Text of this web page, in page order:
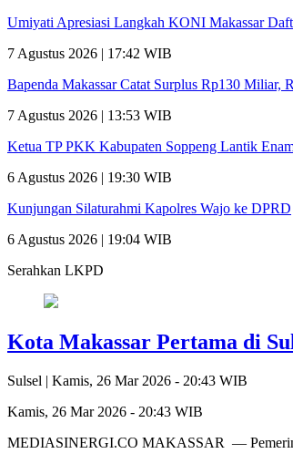
Umiyati Apresiasi Langkah KONI Makassar
7 Agustus 2026 | 17:42 WIB
Bapenda Makassar Catat Surplus Rp130 Miliar,
7 Agustus 2026 | 13:53 WIB
Ketua TP PKK Kabupaten Soppeng Lantik
6 Agustus 2026 | 19:30 WIB
Kunjungan Silaturahmi Kapolres Wajo ke DPRD
6 Agustus 2026 | 19:04 WIB
Serahkan LKPD
Kota Makassar Pertama di
Sulsel | Kamis, 26 Mar 2026 - 20:43 WIB
Kamis, 26 Mar 2026 - 20:43 WIB
MEDIASINERGI.CO MAKASSAR —